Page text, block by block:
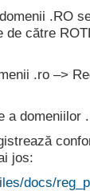
.RO
de către
.ro –>
a domeniilor
jos:
docs/